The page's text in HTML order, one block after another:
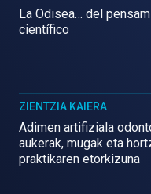
La Odisea… del
científico
ZIENTZIA KAIERA
Adimen artifiziala
aukerak, mugak eta
praktikaren etorkizuna